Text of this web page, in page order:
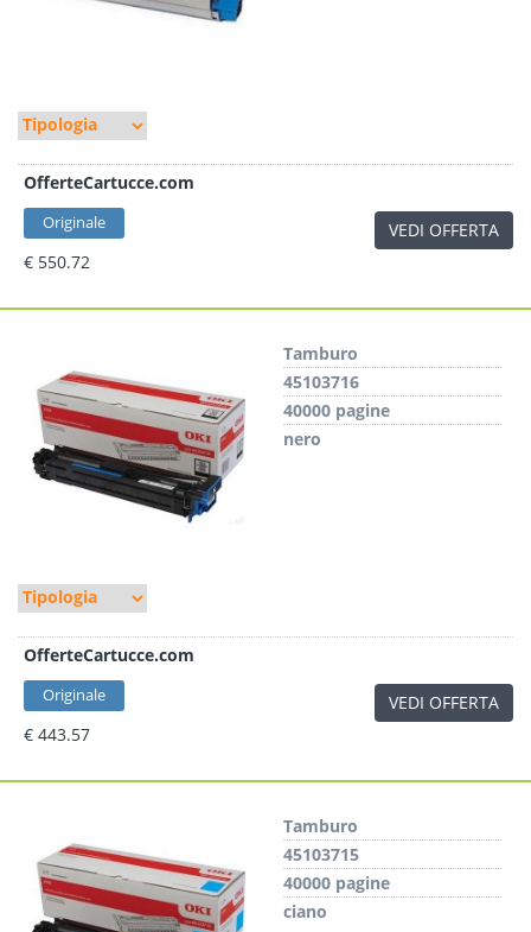
OfferteCartucce.com
Originale
€ 550.72
VEDI OFFERTA
Tamburo
45103716
40000 pagine
nero
OfferteCartucce.com
Originale
€ 443.57
VEDI OFFERTA
Tamburo
45103715
40000 pagine
ciano